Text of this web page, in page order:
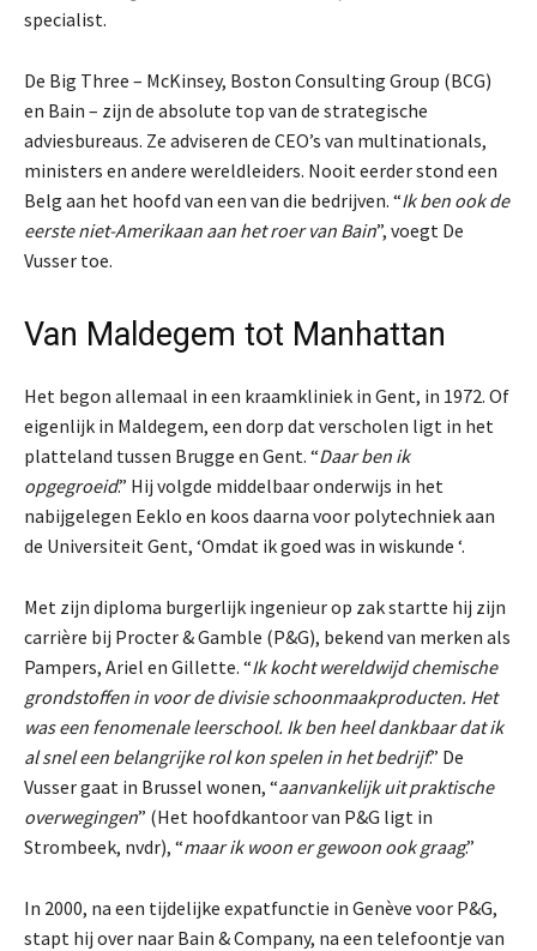
specialist.
De Big Three – McKinsey, Boston Consulting Group (BCG)
en Bain – zijn de absolute top van de strategische
adviesbureaus. Ze adviseren de CEO’s van multinationals,
ministers en andere wereldleiders. Nooit eerder stond een
Belg aan het hoofd van een van die bedrijven. “Ik ben ook de
eerste niet-Amerikaan aan het roer van Bain”, voegt De
Vusser toe.
Van Maldegem tot Manhattan
Het begon allemaal in een kraamkliniek in Gent, in 1972. Of
eigenlijk in Maldegem, een dorp dat verscholen ligt in het
platteland tussen Brugge en Gent. “Daar ben ik
opgegroeid.” Hij volgde middelbaar onderwijs in het
nabijgelegen Eeklo en koos daarna voor polytechniek aan
de Universiteit Gent, ‘Omdat ik goed was in wiskunde ‘.
Met zijn diploma burgerlijk ingenieur op zak startte hij zijn
carrière bij Procter & Gamble (P&G), bekend van merken als
Pampers, Ariel en Gillette. “Ik kocht wereldwijd chemische
grondstoffen in voor de divisie schoonmaakproducten. Het
was een fenomenale leerschool. Ik ben heel dankbaar dat ik
al snel een belangrijke rol kon spelen in het bedrijf.” De
Vusser gaat in Brussel wonen, “aanvankelijk uit praktische
overwegingen” (Het hoofdkantoor van P&G ligt in
Strombeek, nvdr), “maar ik woon er gewoon ook graag.”
In 2000, na een tijdelijke expatfunctie in Genève voor P&G,
stapt hij over naar Bain & Company, na een telefoontje van